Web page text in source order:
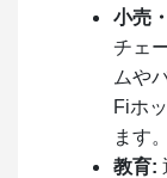
小売
チェ
ムや
Fiホ
ます。
教育: